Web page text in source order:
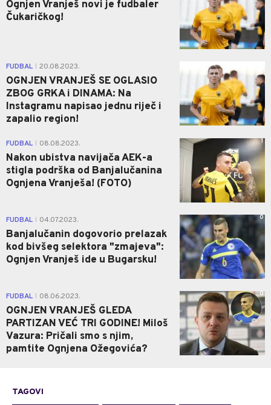
Ognjen Vranješ novi je fudbaler
Čukaričkog!
FUDBAL 20.08.2023.
OGNJEN VRANJEŠ SE OGLASIO
ZBOG GRKA i DINAMA: Na
Instagramu napisao jednu riječ i
zapalio region!
FUDBAL 08.08.2023.
Nakon ubistva navijača AEK-a
stigla podrška od Banjalučanina
Ognjena Vranješa! (FOTO)
1
FUDBAL 04.07.2023.
Banjalučanin dogovorio prelazak
kod bivšeg selektora "zmajeva":
Ognjen Vranješ ide u Bugarsku!
0
FUDBAL 08.06.2023.
OGNJEN VRANJEŠ GLEDA
PARTIZAN VEĆ TRI GODINE! Miloš
Vazura: Pričali smo s njim,
pamtite Ognjena Ožegovića?
0
TAGOVI